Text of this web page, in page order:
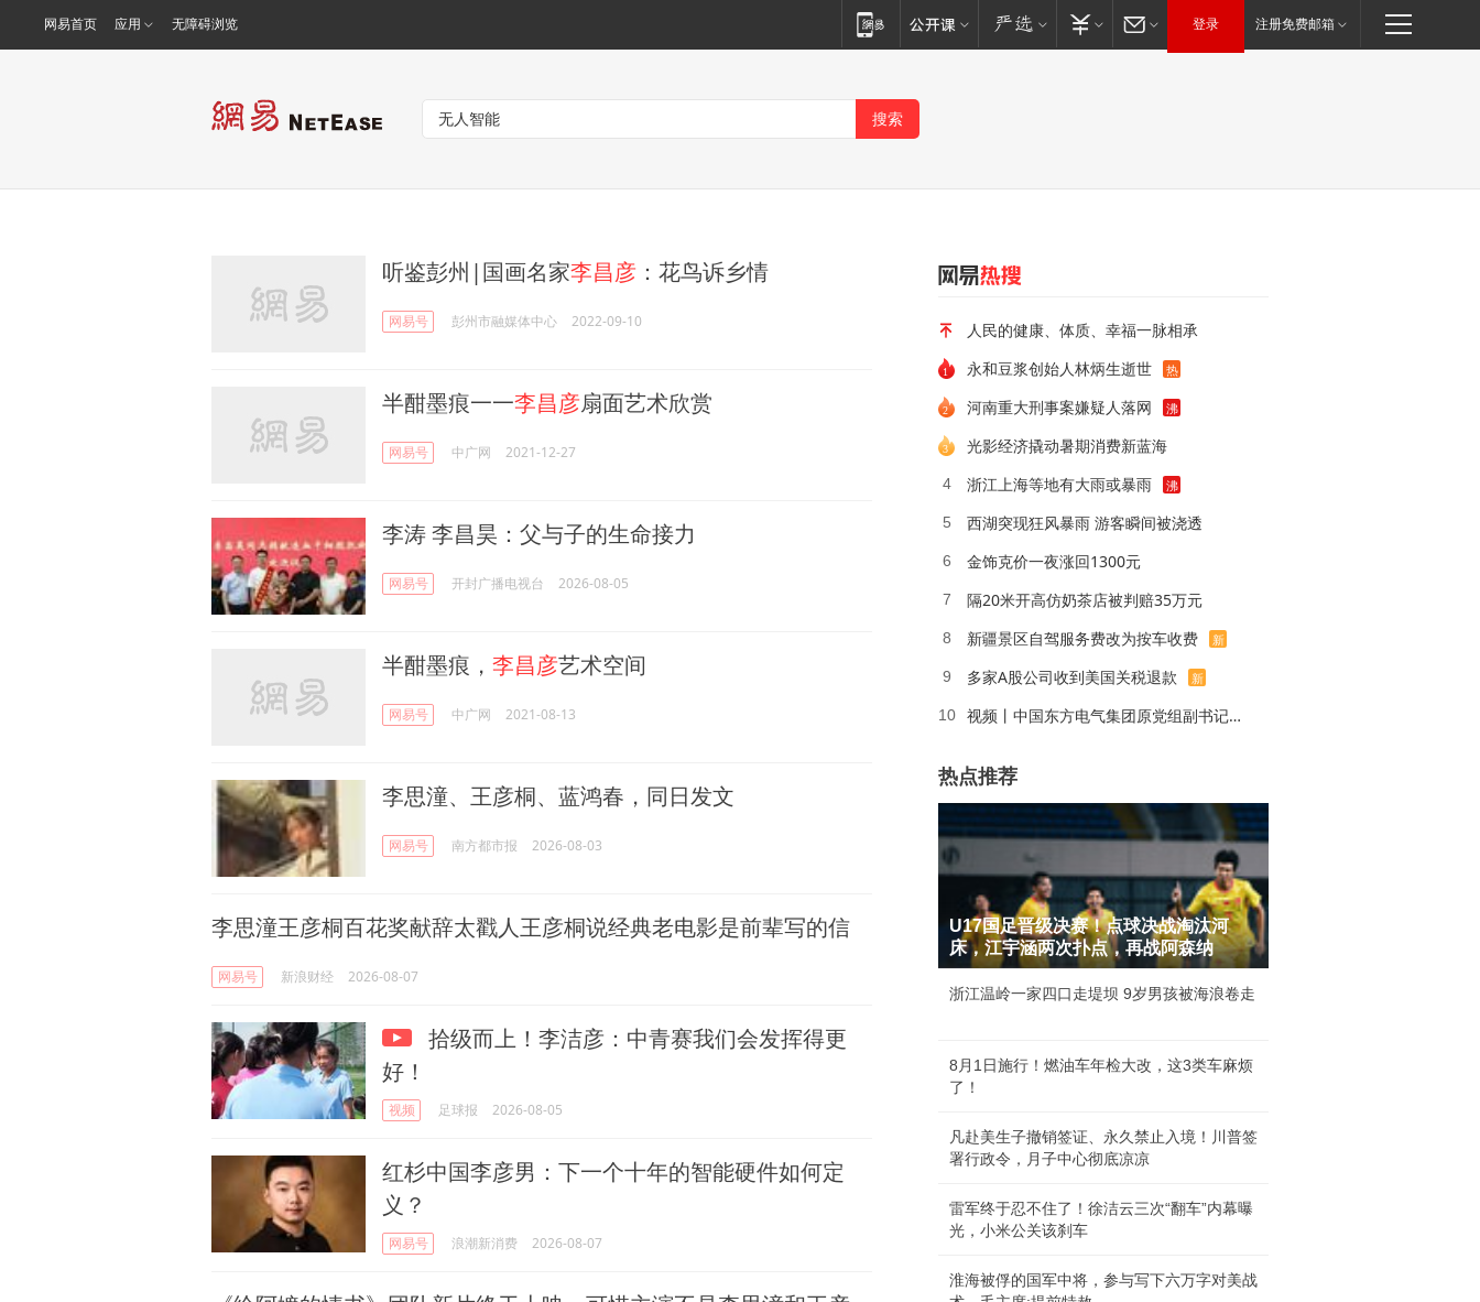
网易首页 应用 无障碍浏览 登录 注册免费邮箱
听鉴彭州|国画名家李昌彦 ：花鸟诉乡情
网易号 彭州市融媒体中心 2022-09-10
半酣墨痕一一李昌彦扇面艺术欣赏
网易号 中广网 2021-12-27
李涛 李昌昊：父与子的生命接力
网易号 开封广播电视台 2026-08-05
半酣墨痕， 李昌彦艺术空间
网易号 中广网 2021-08-13
李思潼、王彦桐、蓝鸿春，同日发文
网易号 南方都市报 2026-08-03
李思潼王彦桐百花奖献辞太戳人王彦桐说经典老电影是前辈写的信
网易号 新浪财经 2026-08-07
拾级而上！李洁彦：中青赛我们会发挥得更
好！
视频 足球报 2026-08-05
红杉中国李彦男：下一个十年的智能硬件如何定
义？
网易号 浪潮新消费 2026-08-07
人民的健康、体质、幸福一脉相承
永和豆浆创始人林炳生逝世 热
河南重大刑事案嫌疑人落网 沸
3
光影经济撬动暑期消费新蓝海
4 浙江上海等地有大雨或暴雨 沸
5 西湖突现狂风暴雨 游客瞬间被浇透
6 金饰克价一夜涨回1300元
7 隔20米开高仿奶茶店被判赔35万元
8 新疆景区自驾服务费改为按车收费 新
9 多家A股公司收到美国关税退款 新
10 视频丨中国东方电气集团原党组副书记、董事宋致远被查
热点推荐
U17国足晋级决赛！点球决战淘汰河
床，江宇涵两次扑点，再战阿森纳
浙江温岭一家四口走堤坝 9岁男孩被海浪卷走
8月1日施行！燃油车年检大改，这3类车麻烦
了！
凡赴美生子撤销签证、永久禁止入境！川普签
署行政令，月子中心彻底凉凉
雷军终于忍不住了！徐洁云三次“翻车”内幕曝
光，小米公关该刹车
淮海被俘的国军中将，参与写下六万字对美战